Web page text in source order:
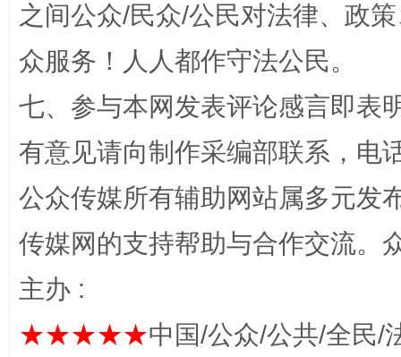
招工难、用工荒背后
之间公众/民众/公民对法律、政
众服务！人人都作守法公民。
七、参与本网发表评论感言即表
有意见请向制作采编部联系，电
公众传媒所有辅助网站属多元发
传媒网的支持帮助与合作交流。
主办 :
★★★★★中国/公众/公共/全民/